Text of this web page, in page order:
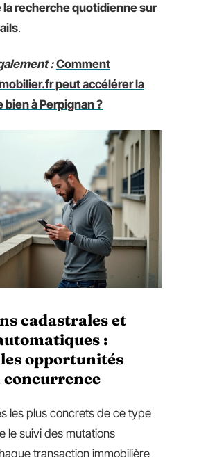
la recherche quotidienne sur
.
: Comment
peut accélérer la
à Perpignan ?
cadastrales et
:
opportunités
concurrence
les plus concrets de ce type
le suivi des mutations
transaction immobilière